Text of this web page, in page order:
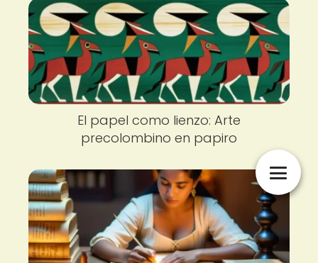
El papel como lienzo: Arte
precolombino en papiro